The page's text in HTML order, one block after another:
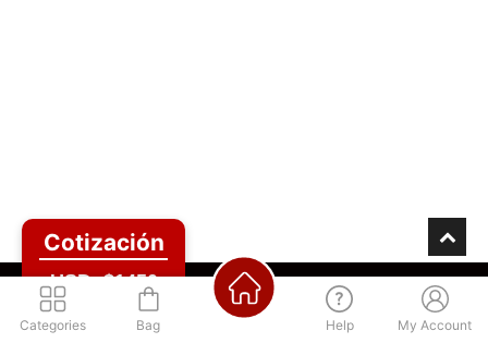
Cotización
USD: $1450
Categories Bag Help My Account
Los mejores precios
Regístrate para acceder